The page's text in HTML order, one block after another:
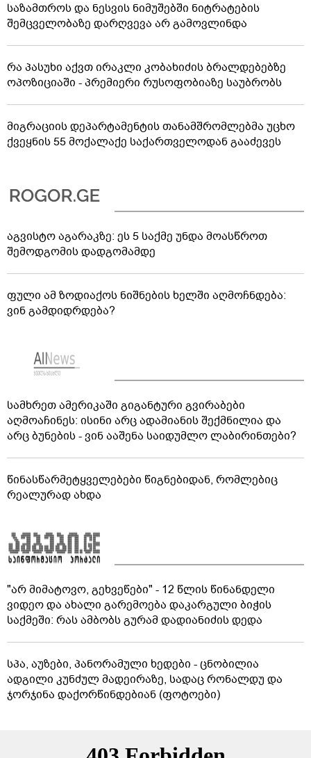
საზამთროს და ნესვის ნიმუშებში ნიტრატების
შემცველობაზე დარღვევა არ გამოვლინდა
რა პასუხი აქვთ ირაკლი კობახიძის ბრალდებებზე
ოპოზიციაში - პრემიერი რუსოფობიაზე საუბრობს
მიგრაციის დეპარტამენტის თანამშრომლებმა უცხო
ქვეყნის 55 მოქალაქე საქართველოდან გააძევეს
აგვისტო აგარაკზე: ეს 5 საქმე უნდა მოასწროთ
შემოდგომის დადგომამდე
ფული ამ ზოდიაქოს ნიშნების ხელში აღმოჩნდება:
ვინ გამდიდრდება?
სამხრეთ ამერიკაში გიგანტური გვირაბები
აღმოაჩინეს: ისინი არც ადამიანის შექმნილია და
არც ბუნების - ვინ ააშენა საიდუმლო ლაბირინთები?
წინასწარმეტყველებები წიგნებიდან, რომლებიც
რეალურად ახდა
"არ მიმატოვო, გეხვეწები" - 12 წლის წინანდელი
ვიდეო და ახალი გარემოება დაკარგული ბიჭის
საქმეში: რას ამბობს გურამ დადიანიძის დედა
სპა, აუზები, პანორამული ხედები - ცნობილია
ადგილი კუნძულ მადეირაზე, სადაც რონალდუ და
ჯორჯინა დაქორწინდებიან (ფოტოები)